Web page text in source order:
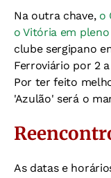
Na outra chave,o
o Vitória em
clube sergipano
Ferroviário por 2
Por ter feito
'Azulão' será o
As datas e